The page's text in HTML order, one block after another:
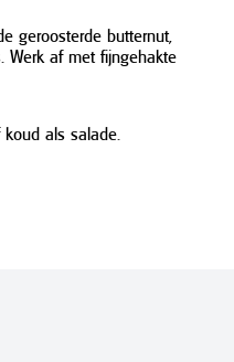
geroosterde butternut,
Werk af met fijngehakte
als salade.